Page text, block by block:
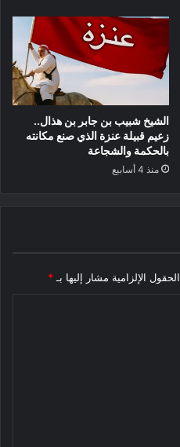
الشيخ شبيب بن جابر بن هذال..
زعيم قبيلة عنزة الذي صنع مكانته
بالحكمة والشجاعة
منذ 4 أسابيع
الحقول الإلزامية مشار إليها بـ *